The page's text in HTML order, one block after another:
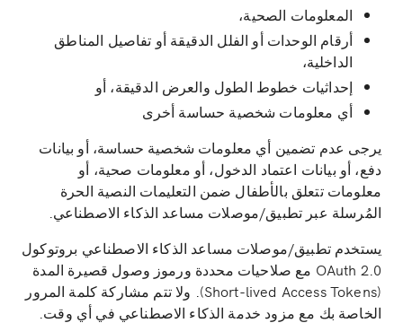
المعلومات الصحية،
أرقام الوحدات أو الفلل الدقيقة أو تفاصيل المناطق
الداخلية،
إحداثيات خطوط الطول والعرض الدقيقة، أو
أي معلومات شخصية حساسة أخرى
يرجى عدم تضمين أي معلومات شخصية حساسة، أو بيانات
دفع، أو بيانات اعتماد الدخول، أو معلومات صحية، أو
معلومات تتعلق بالأطفال ضمن التعليمات النصية الحرة
المُرسلة عبر تطبيق/موصلات مساعد الذكاء الاصطناعي.
يستخدم تطبيق/موصلات مساعد الذكاء الاصطناعي بروتوكول
OAuth 2.0 مع صلاحيات محددة ورموز وصول قصيرة المدة
(Short-lived Access Tokens). ولا تتم مشاركة كلمة المرور
الخاصة بك مع مزود خدمة الذكاء الاصطناعي في أي وقت.